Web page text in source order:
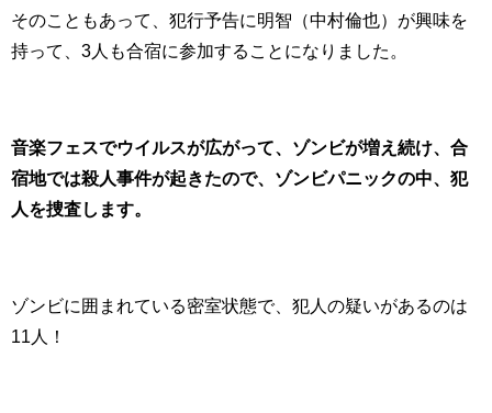
そのこともあって、犯行予告に明智（中村倫也）が興味を
持って、3人も合宿に参加することになりました。
音楽フェスでウイルスが広がって、ゾンビが増え続け、合
宿地では殺人事件が起きたので、ゾンビパニックの中、犯
人を捜査します。
ゾンビに囲まれている密室状態で、犯人の疑いがあるのは
11人！